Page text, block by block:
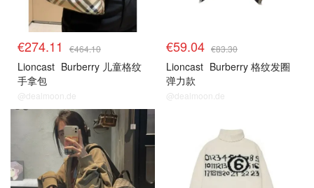
€274.11 €464.10
Lioncast Burberry 儿童格纹
手拿包
@dealmoon.de
€59.04 €83.30
Lioncast Burberry 格纹发圈
弹力款
@dealmoon.de